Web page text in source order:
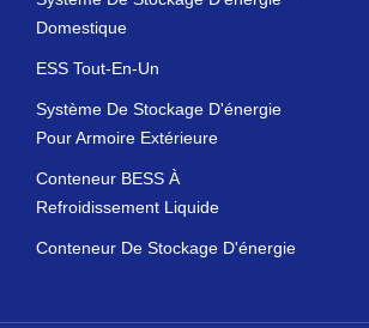
Domestique
ESS Tout-En-Un
Système De Stockage D'énergie
Pour Armoire Extérieure
Conteneur BESS À
Refroidissement Liquide
Conteneur De Stockage D'énergie